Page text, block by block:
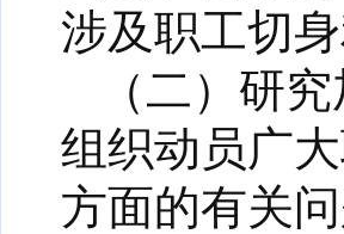
涉及职工切
（二）研
组织动员广
方面的有关问